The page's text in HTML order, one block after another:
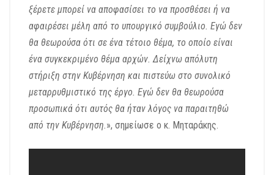
ξέρετε μπορεί να αποφασίσει το να προσθέσει ή να
αφαιρέσει μέλη από το υπουργικό συμβούλιο. Εγώ δεν
θα θεωρούσα ότι σε ένα τέτοιο θέμα, το οποίο είναι
ένα συγκεκριμένο θέμα αρχών. Δείχνω απόλυτη
στήριξη στην Κυβέρνηση και πιστεύω στο συνολικό
μεταρρυθμιστικό της έργο. Εγώ δεν θα θεωρούσα
προσωπικά ότι αυτός θα ήταν λόγος να παραιτηθώ
από την Κυβέρνηση.», σημείωσε ο κ. Μηταράκης.